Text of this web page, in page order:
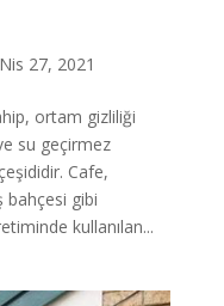
Nis 27, 2021
ortam gizliliği
su geçirmez
Cafe,
bahçesi gibi
kullanılan...